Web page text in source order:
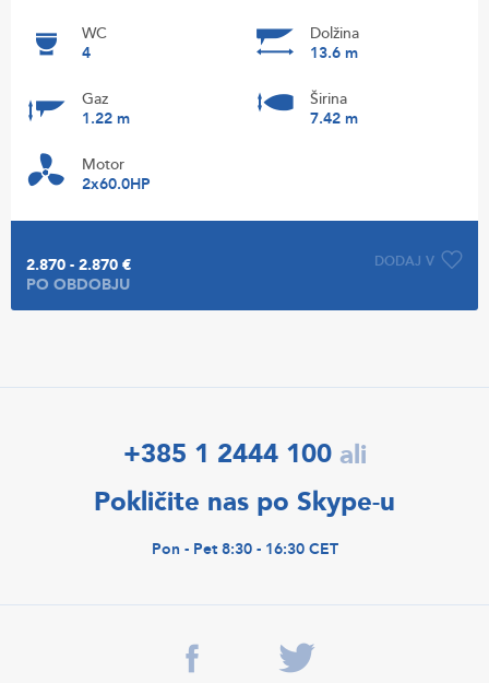
WC
4
Dolžina
13.6 m
Gaz
1.22 m
Širina
7.42 m
Motor
2x60.0HP
DODAJ V
2.870 - 2.870 €
PO OBDOBJU
+385 1 2444 100 ali
Pokličite nas po Skype-u
Pon - Pet 8:30 - 16:30 CET